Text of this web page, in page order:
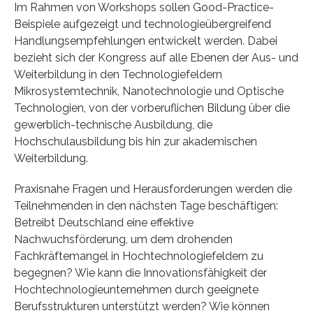
Im Rahmen von Workshops sollen Good-Practice-
Beispiele aufgezeigt und technologieübergreifend
Handlungsempfehlungen entwickelt werden. Dabei
bezieht sich der Kongress auf alle Ebenen der Aus- und
Weiterbildung in den Technologiefeldern
Mikrosystemtechnik, Nanotechnologie und Optische
Technologien, von der vorberuflichen Bildung über die
gewerblich-technische Ausbildung, die
Hochschulausbildung bis hin zur akademischen
Weiterbildung.
Praxisnahe Fragen und Herausforderungen werden die
Teilnehmenden in den nächsten Tage beschäftigen:
Betreibt Deutschland eine effektive
Nachwuchsförderung, um dem drohenden
Fachkräftemangel in Hochtechnologiefeldern zu
begegnen? Wie kann die Innovationsfähigkeit der
Hochtechnologieunternehmen durch geeignete
Berufsstrukturen unterstützt werden? Wie können